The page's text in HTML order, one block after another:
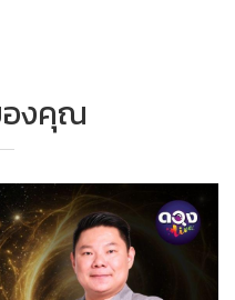
องคุณ